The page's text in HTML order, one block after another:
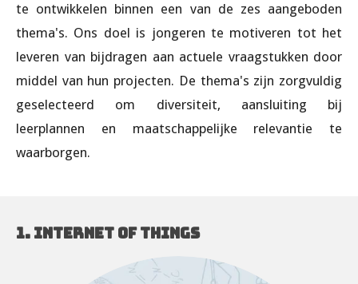
te ontwikkelen binnen een van de zes aangeboden
thema's. Ons doel is jongeren te motiveren tot het
leveren van bijdragen aan actuele vraagstukken door
middel van hun projecten. De thema's zijn zorgvuldig
geselecteerd om diversiteit, aansluiting bij
leerplannen en maatschappelijke relevantie te
waarborgen.
1. INTERNET OF THINGS